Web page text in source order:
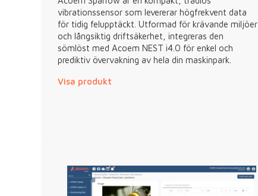
vibrationssensor som levererar högfrekvent data
för tidig felupptäckt. Utformad för krävande miljöer
och långsiktig driftsäkerhet, integreras den
sömlöst med Acoem NEST i4.0 för enkel och
prediktiv övervakning av hela din maskinpark.
Visa produkt